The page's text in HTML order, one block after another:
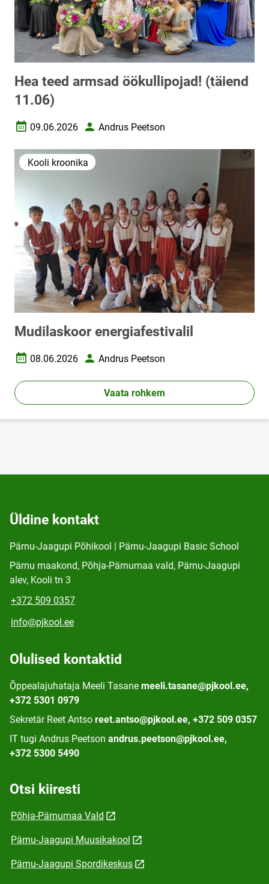
Hea teed armsad öökullipojad! (täiend
11.06)
Loomise kuupäev
09.06.2026 AutorAndrus Peetson
Kooli kroonika
Mudilaskoor energiafestivalil
Loomise kuupäev
08.06.2026 AutorAndrus Peetson
Vaata rohkem
Üldine kontakt
Pärnu-Jaagupi Põhikool | Pärnu-Jaagupi Basic School
Pärnu maakond, Põhja-Pärnumaa vald, Pärnu-Jaagupi
alev, Kooli tn 3
+372 509 0357
info@pjkool.ee
Olulised kontaktid
Õppealajuhataja Meeli Tasane meeli.tasane@pjkool.ee,
+372 5301 0979
Sekretär Reet Antso reet.antso@pjkool.ee, +372 509 0357
IT tugi Andrus Peetson andrus.peetson@pjkool.ee,
+372 5300 5490
Otsi kiiresti
Põhja-Pärnumaa Vald
Pärnu-Jaagupi Muusikakool
Pärnu-Jaagupi Spordikeskus